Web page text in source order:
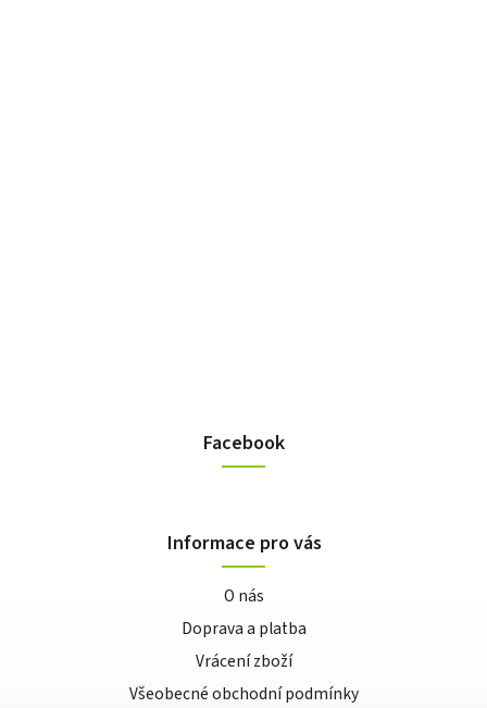
Facebook
Informace pro vás
O nás
Doprava a platba
Vrácení zboží
Všeobecné obchodní podmínky